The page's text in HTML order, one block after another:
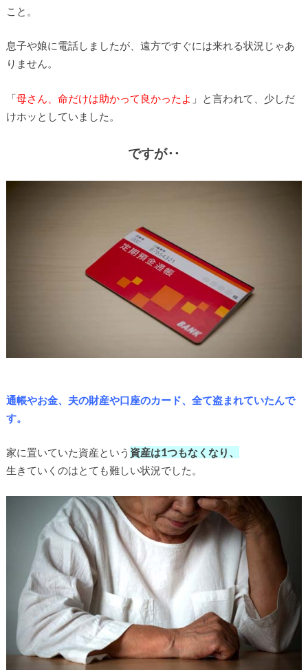
こと。
息子や娘に電話しましたが、遠方ですぐには来れる状況じゃあ
りません。
「母さん、命だけは助かって良かったよ 」と言われて、少しだ
けホッとしていました。
ですが‥
通帳やお金、夫の財産や口座のカード、全て盗まれていたんで
す。
家に置いていた資産という 資産は1つもなくなり、
生きていくのはとても難しい状況でした。